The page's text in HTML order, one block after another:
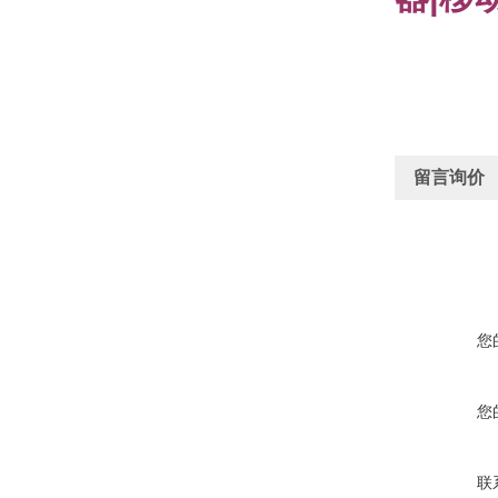
留言询价
您
您
联